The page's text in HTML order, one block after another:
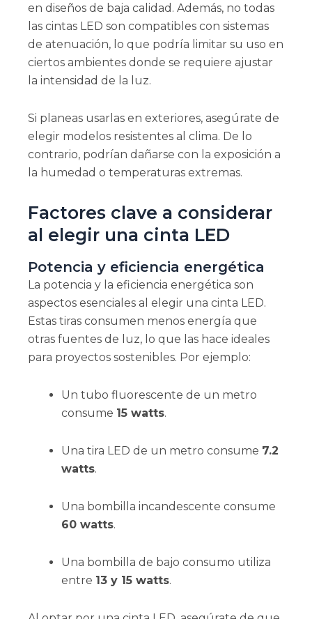
en diseños de baja calidad. Además, no todas
las cintas LED son compatibles con sistemas
de atenuación, lo que podría limitar su uso en
ciertos ambientes donde se requiere ajustar
la intensidad de la luz.
Si planeas usarlas en exteriores, asegúrate de
elegir modelos resistentes al clima. De lo
contrario, podrían dañarse con la exposición a
la humedad o temperaturas extremas.
Factores clave a considerar
al elegir una cinta LED
Potencia y eficiencia energética
La potencia y la eficiencia energética son
aspectos esenciales al elegir una cinta LED.
Estas tiras consumen menos energía que
otras fuentes de luz, lo que las hace ideales
para proyectos sostenibles. Por ejemplo:
Un tubo fluorescente de un metro
consume 15 watts.
Una tira LED de un metro consume 7.2
watts.
Una bombilla incandescente consume
60 watts.
Una bombilla de bajo consumo utiliza
entre 13 y 15 watts.